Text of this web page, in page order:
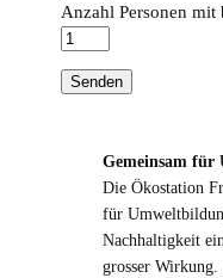
Anzahl Personen mit
Bitte lasse dieses Feld
Gemeinsam
Die Ökostation
für
Nachhaltigkeit
grosser